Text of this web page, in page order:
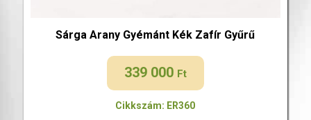
Sárga Arany Gyémánt Kék Zafír Gyűrű
339 000 Ft
Cikkszám: ER360